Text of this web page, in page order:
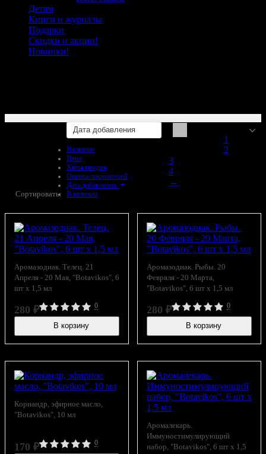
Детям
Книги и журналы
Подарки
Скидки и акции!
Новинки!
Сортировать:
Дата добавления
Название
Цена
Хиты продаж
Оценка покупателей
Дата добавления
В наличии
Аромазодиак. Телец. 21
Апреля - 20 Мая, "Botavikos", 6
шт x 1,5 мл
280 ₽ 0
В корзину
Аромазодиак. Рыбы. 20
Февряля - 20 Марта,
"Botavikos", 6 шт x 1,5 мл
280 ₽ 0
В корзину
Кориандр, эфирное масло,
"Botavikos", 10 мл
170 ₽ 0
Аромалекарь.
Иммуностимулирующий
набор, "Botavikos", 6 шт x 1,5
1
2
3
4
→